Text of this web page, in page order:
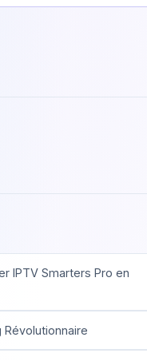
IPTV Smarters Pro en
Révolutionnaire